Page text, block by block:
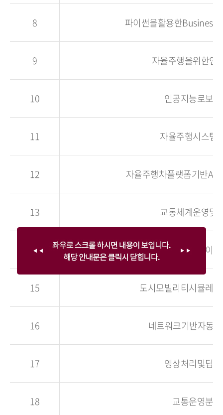
8 파이썬을활용한
9 자율주행을위한인
10 인공지능로보
11 자율주행시스템
12 자율주행차플랫폼기반AI
13 교통체계운영및
14 데이터베이스
15 도시모빌리티시뮬레
16 네트워크기반자동
17 영상처리및딥
18 교통운영분석